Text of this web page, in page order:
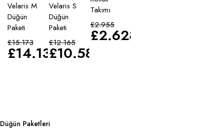
Velaris M
Düğün
Paketi
£15.173
£14.135
Velaris S
Düğün
Paketi
£12.165
£10.583
Takımı
£2.955
£2.628
Düğün Paketleri